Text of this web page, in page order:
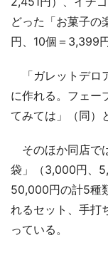
どった「お菓子の
円、10個＝3,399
「ガレットデロ
に作れる。フェー
てみては」（同）
そのほか同店で
袋」（3,000円、
50,000円の計5種
れるセット、手打
っている。